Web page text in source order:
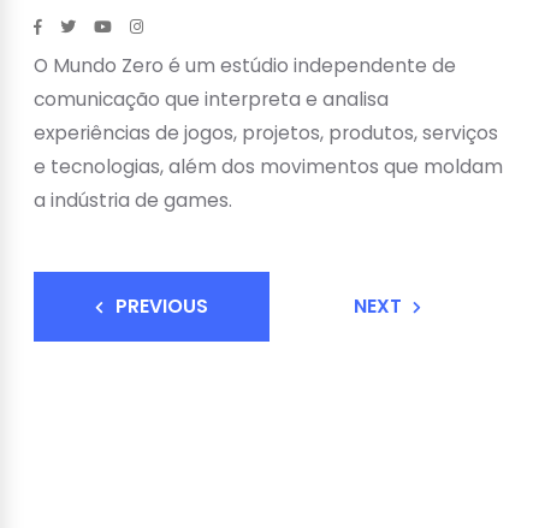
O Mundo Zero é um estúdio independente de
comunicação que interpreta e analisa
experiências de jogos, projetos, produtos, serviços
e tecnologias, além dos movimentos que moldam
a indústria de games.
PREVIOUS NEXT